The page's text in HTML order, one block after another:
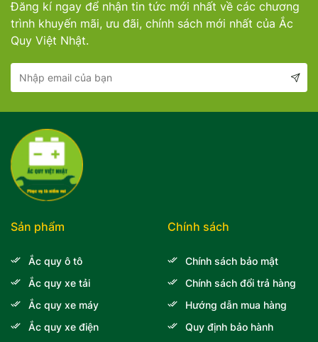
Mercedes-
BMW
Đồng Nai -
Đăng kí ngay để nhận tin tức mới nhất về các chương
trình khuyến mãi, ưu đãi, chính sách mới nhất của Ắc
Quy Việt Nhật.
Sản phẩm
Ắc quy ô tô
Ắc quy xe tải
Ắc quy xe máy
Ắc quy xe điện
Chính sách
Chính sách bảo mật
Chính sách đổi trả hàng
Hướng dẫn mua hàng
Quy định bảo hành